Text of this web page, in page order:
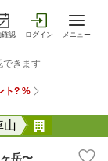
確認 ログイン メニュー
山
岳〜